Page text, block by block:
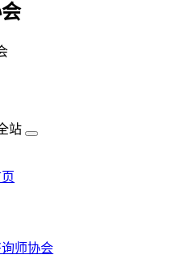
站
师协会